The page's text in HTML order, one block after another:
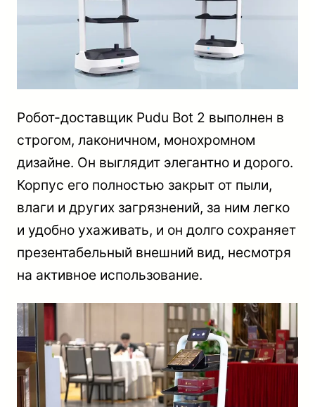
Робот-доставщик Pudu Bot 2 выполнен в
строгом, лаконичном, монохромном
дизайне. Он выглядит элегантно и дорого.
Корпус его полностью закрыт от пыли,
влаги и других загрязнений, за ним легко
и удобно ухаживать, и он долго сохраняет
презентабельный внешний вид, несмотря
на активное использование.